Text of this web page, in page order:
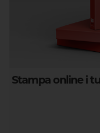
Stampa online i